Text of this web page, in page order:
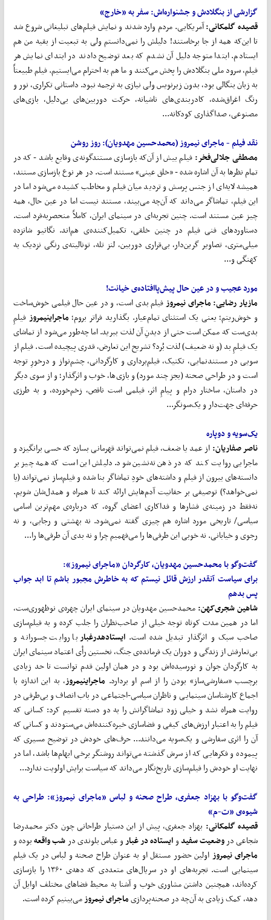
گزارشی از بنگلادش و جشنوارهاش:سفر به «خارج»
قصیده گلمکانی:آمریکایی. مردم وارد ‌شدند و نمایش فیلم‌های تبلیغاتی شروع شد
تا این‌که همه از جا برخاستند! دلیلش را نمی‌دانستم ولی به تبعیت از بقیه من هم
ایستادم. ابتدا متوجه دلیل آن نشدم که بعد توضیح دادند در ابتدای نمایش هر
فیلم، سرود ملی بنگلادش را پخش می‌کنند و ما هم به احترام می‌ایستیم. فیلم طبیعتاً
به زبان بنگالی بود، بدون زیرنویس ولی نیازی به ترجمه نبود. داستانی تکراری، نور و
رنگ اغراق‌شده، کادربندی‌های ناشیانه، حرکت دوربین‌های بی‌دلیل، بازی‌های
مصنوعی، صداگذاری کودکانه...
نقد فیلم - ماجرای نیمروز (محمدحسین مهدویان):روز روشن
مصطفی جلالیفخر:فیلم بیش از آن‌که بازسازی مستندگونه‌ی وقایع باشد - که در
تمام نظرها به آن اشاره شده - «خلق عینی» مستند است. در هر نوع بازسازی مستند،
همیشه لایه‌ای از جنس پرسش و تردید میان فیلم و مخاطب کشیده می‌شود اما در
این فیلم، تماشاگر می‌داند که آن‌چه می‌بیند، مستند نیست اما در عین حال، همه
چیز عین مستند است. چنین تجربه‌ای در سینمای ایران، کاملاً منحصربه‌فرد است.
دستاوردهای فنی فیلم در چنین خلقی، تکمیل‌کننده‌ی هم‌اند. نگاتیو شانزده
میلی‌متری، تصاویر گرین‌دار، بی‌قراری دوربین، لنز تله، تونالیته‌ی رنگی نزدیک به
کهنگی و...
موردعجیبودرعینحالپیشپاافتاده‌یخیانت!
مازیار رضایی:ماجراینیمروزفیلم بدی است، و در عین حال فیلمی خوش‌ساخت
و خوش‌ریتم؛ یعنی یک استثنای تمام‌عیار. بگذارید فراتر بروم؛ ماجراینیمروزفیلمِ
بدی‌ست که ممکن است حتی از دیدنِ آن لذت ببرید. اما چه‌طور می‌شود از تماشای
یک فیلمِ بد (و نه ضعیف) لذت بُرد؟ تشریح این تعارض، قدری پیچیده است. فیلم از
سویی در مستندنمایی، تکنیک، فیلم‌برداری و کارگردانی، چشم‌نواز و درخورِ توجه
است و در طراحی صحنه (بجز چند مورد) و بازی‌ها، خوب و اثرگذار؛ و از سوی دیگر
در داستان، ساختار درام و پیامِ اثر، فیلمی است ناقص، زخم‌خورده، و به طرزی
حرفه‌ای جهت‌دار و یک‌سونگر...
یکسویهودوپاره
ناصر صفاریان:از عمد یا ضعف، فیلم نمی‌تواند قهرمانی بسازد که حسی برانگیزد و
ماجرایی روایت کند که در ذهن ته‌نشین شود. دلیلش این است که همه چیز بر
دانسته‌های بیرون از فیلم و داشته‌های خودِ تماشاگر بنا شده و فیلم‌ساز نمی‌تواند (یا
نمی‌خواهد؟) توصیفی بر حقانیت آدم‌هایش ارائه کند تا همراه و همدل‌شان شویم.
نه‌فقط در زمینه‌ی فشارها و فداکاری اعضای گروه، که درباره‌ی مهم‌ترین اسامی
سیاسی/ تاریخی مورد اشاره هم چیزی گفته نمی‌شود. نه بهشتی و رجایی، و نه
رجوی و خیابانی. نه خوبی این طرفی‌‌ها را می‌فهمیم چرا و نه بدی آن طرفی‌ها را...
گفتوگوبامحمدحسینمهدویان،کارگردان«ماجراینیمروز»:
برایسیاستآنقدرارزشقائلنیستمکهبهخاطرشمجبورباشمتاابد جواب
پسبدهم
شاهین شجریکهن:محمدحسین مهدویان در سینمای ایران چهره‌ی نوظهوری‌ست،
اما در همین مدت کوتاه توجه خیلی از صاحب‌نظران را جلب کرده و به فیلم‌سازی
صاحب سبک و اثرگذار تبدیل شده است. ایستادهدرغباربا روایت جسورانه و
بی‌تعارفش از زندگی و دوران یک فرمانده‌ی جنگ، نخستین رأی اعتماد سینمای ایران
به کارگردان جوان و نورسیده‌اش بود و در همان اولین قدم توانست تا حد زیادی
برچسب «سفارشی‌ساز» بودن را از اسم او بردارد. ماجراینیمروز، به این اندازه با
اجماع کارشناسان سینمایی و ناظران سیاسی-اجتماعی در باب انصاف و بی‌طرفی در
روایت همراه نشد و خیلی زود تماشاگرانش را به دو دسته تقسیم کرد: کسانی که
فیلم را به اعتبار ارزش‌های کیفی و فضاسازی خیره‌کننده‌اش می‌ستودند و کسانی که
آن را اثری سفارشی و یک‌سویه می‌دانند... حرف‌های خودش در توضیح مسیری که
پیموده و فکرهایی که از سرش گذشته می‌تواند روشنگر برخی ابهام‌ها باشد، اما در
نهایت او خودش را فیلم‌سازی تاریخ‌نگار می‌داند که سیاست برایش اولویت ندارد...
گفتوگو با بهزاد جعفری، طراح صحنه و لباس «ماجرای نیمروز»: طراحی به
شیوه‌ی «ت-م»
قصیده گلمکانی: بهزاد جعفری، پیش از این دستیار طراحانی چون دکتر محمدرضا
شجاعی در وضعیت سفیدوایستاده در غبارو عباس بلوندی در شب واقعهبوده و
ماجرای نیمروزاولین حضور مستقل او به عنوان طراح صحنه و لباس در یک فیلم
سینمایی است. تجربه‌های او در سریال‌های متعددی که دهه‌ی ۱۳۶۰ را بازسازی
کرده‌اند، همچنین داشتن مشاوری خوب و آشنا به محیط فضاهای مختلف اوایل آن
دهه، کمک زیادی به آن‌چه در صحنه‌پردازیماجرای نیمروزمی‌بینیم کرده است.